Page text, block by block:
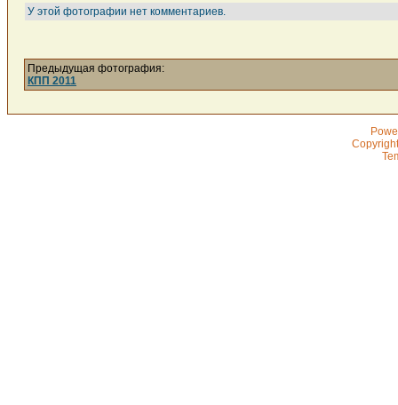
У этой фотографии нет комментариев.
Предыдущая фотография:
КПП 2011